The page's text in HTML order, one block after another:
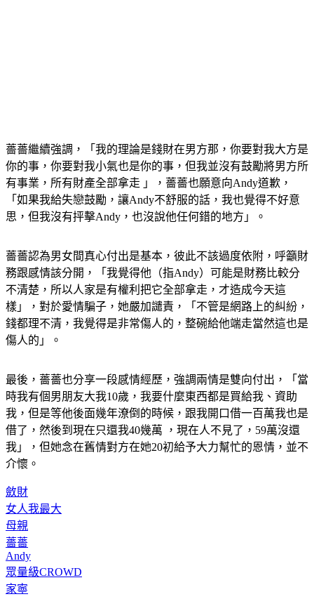
薔薔繼續強調，「我的理論是錢財在男方那，你要對我大方是
你的事，你要對我小氣也是你的事，但我並沒有鼓勵將男方所
有事業，所有財產全部拿走 」，薔薔也願意向Andy道歉，
「如果我給失戀鼓勵，讓Andy不舒服的話，我也覺得不好意
薔薔認為男女間真心付出是基本，彼此不該過度依附，呼籲財
務跟感情該分開，「我覺得他（指Andy）可能是財務比較分
不清楚，所以人家是有權利把它全部拿走，才造成今天這
樣」，對於愛情騙子，她嚴加譴責，「不管是網路上的糾紛，
錢都理不清，我覺得是非常傷人的，整碗給他端走當然這也是
最後，薔薔也分享一段感情經歷，強調兩情是雙向付出，「當
時我有個男朋友大我10歲，我要什麼東西都是買給我、資助
我，但是等他後面幾年潦倒的時候，跟我開口借一百萬我也是
借了，然後到現在只還我40幾萬 ，現在人不見了，59萬沒還
我」，但她念在舊情對方在她20初給予大力幫忙的恩情，並不
斂財
女人我最大
母親
薔薔
Andy
眾量級CROWD